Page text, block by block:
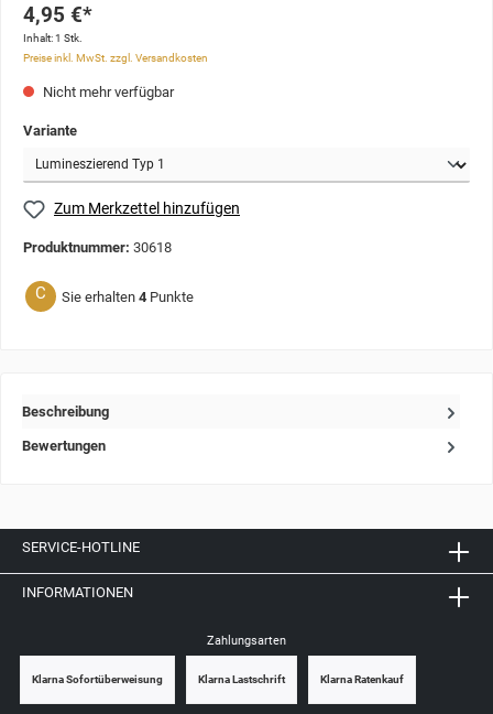
4,95 €*
Inhalt:1 Stk.
Preise inkl. MwSt. zzgl. Versandkosten
Nicht mehr verfügbar
Variante
Zum Merkzettel hinzufügen
Produktnummer: 30618
C Sie erhalten 4 Punkte
Beschreibung
Bewertungen
SERVICE-HOTLINE
INFORMATIONEN
Zahlungsarten
Klarna Sofortüberweisung Klarna Lastschrift Klarna Ratenkauf